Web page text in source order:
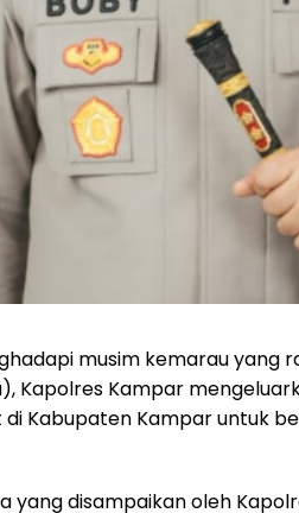
musim kemarau yang
Kapolres Kampar
Kabupaten Kampar untuk
yang disampaikan oleh